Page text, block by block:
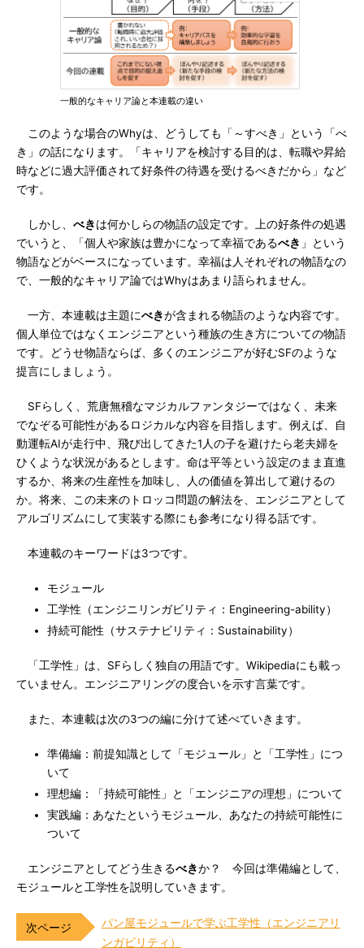
一般的なキャリア論と本連載の違い
このような場合のWhyは、どうしても「～すべき」という「べ
き」の話になります。「キャリアを検討する目的は、転職や昇給
時などに過大評価されて好条件の待遇を受けるべきだから」など
です。
しかし、 べきは何かしらの物語の設定です。上の好条件の処遇
でいうと、「個人や家族は豊かになって幸福であるべき 」という
物語などがベースになっています。幸福は人それぞれの物語なの
で、一般的なキャリア論ではWhyはあまり語られません。
一方、本連載は主題にべきが含まれる物語のような内容です。
個人単位ではなくエンジニアという種族の生き方についての物語
です。どうせ物語ならば、多くのエンジニアが好むSFのような
提言にしましょう。
SFらしく、荒唐無稽なマジカルファンタジーではなく、未来
でなぞる可能性があるロジカルな内容を目指します。例えば、自
動運転AIが走行中、飛び出してきた1人の子を避けたら老夫婦を
ひくような状況があるとします。命は平等という設定のまま直進
するか、将来の生産性を加味し、人の価値を算出して避けるの
か。将来、この未来のトロッコ問題の解法を、エンジニアとして
アルゴリズムにして実装する際にも参考になり得る話です。
本連載のキーワードは3つです。
モジュール
工学性（エンジニリンガビリティ：Engineering-ability）
持続可能性（サステナビリティ：Sustainability）
「工学性」は、SFらしく独自の用語です。Wikipediaにも載っ
ていません。エンジニアリングの度合いを示す言葉です。
また、本連載は次の3つの編に分けて述べていきます。
準備編：前提知識として「モジュール」と「工学性」につ
いて
理想編：「持続可能性」と「エンジニアの理想」について
実践編：あなたというモジュール、あなたの持続可能性に
ついて
エンジニアとしてどう生きるべきか？ 今回は準備編として、
モジュールと工学性を説明していきます。
パン屋モジュールで学ぶ工学性（エンジニアリ
ンガビリティ）